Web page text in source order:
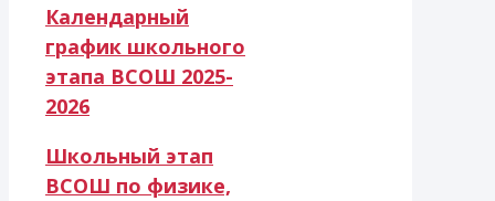
Календарный
график школьного
этапа ВСОШ 2025-
2026
Школьный этап
ВСОШ по физике,